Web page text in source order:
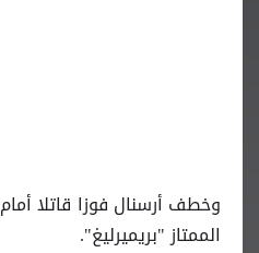
وخطف أرسنال فوزا قاتلا أمام
الممتاز "بريميرليغ".